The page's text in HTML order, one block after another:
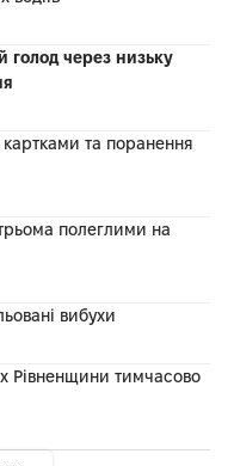
голод через низьку
та поранення
полеглими на
вибухи
Рівненщини тимчасово